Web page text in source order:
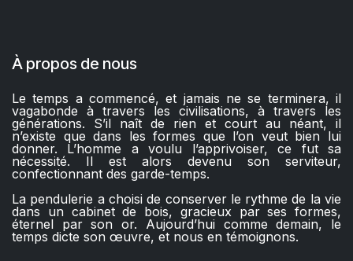
À propos de nous
Le temps a commencé, et jamais ne se terminera, il
vagabonde à travers les civilisations, à travers les
générations. S’il naît de rien et court au néant, il
n’existe que dans les formes que l’on veut bien lui
donner. L’homme a voulu l’apprivoiser, ce fut sa
nécessité. Il est alors devenu son serviteur,
confectionnant des garde-temps.
La pendulerie a choisi de conserver le rythme de la vie
dans un cabinet de bois, gracieux par ses formes,
éternel par son or. Aujourd’hui comme demain, le
temps dicte son œuvre, et nous en témoignons.